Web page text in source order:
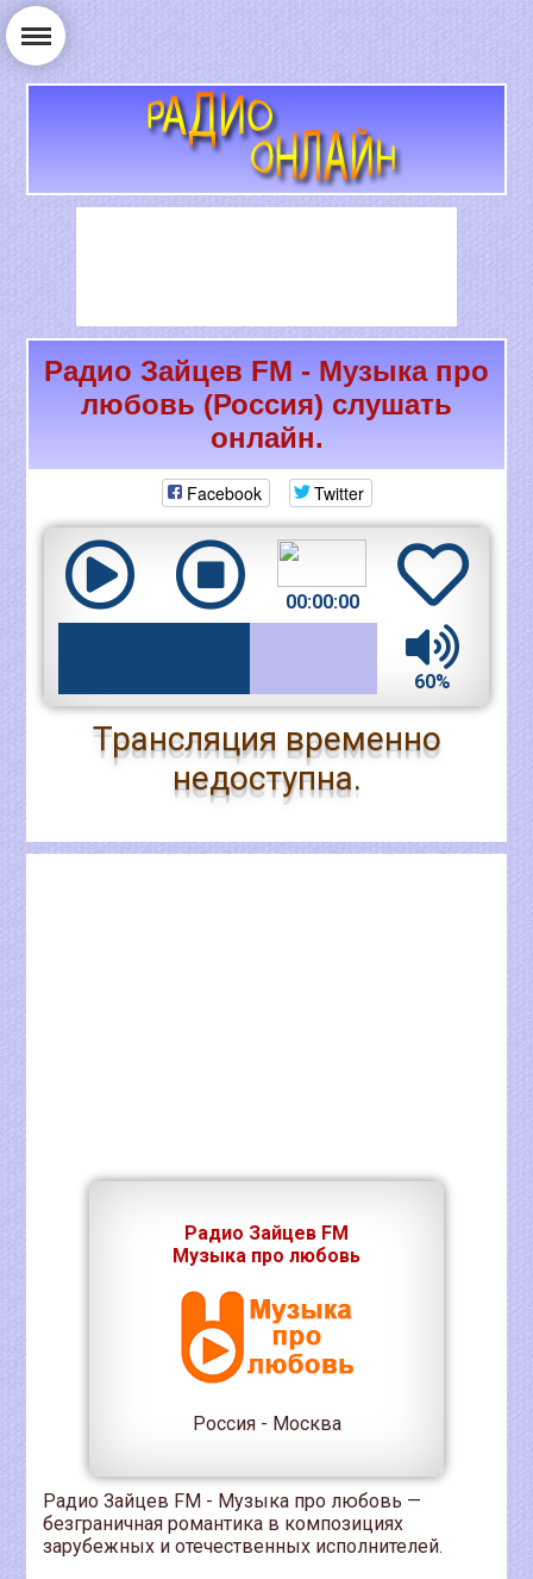
РАДИО ОНЛАЙН
Радио Зайцев FM - Музыка про
любовь (Россия) слушать
онлайн.
Facebook Twitter
00:00:00
60%
Трансляция временно
недоступна.
Радио Зайцев FM
Музыка про любовь
Россия - Москва
Радио Зайцев FM - Музыка про любовь —
безграничная романтика в композициях
зарубежных и отечественных исполнителей.